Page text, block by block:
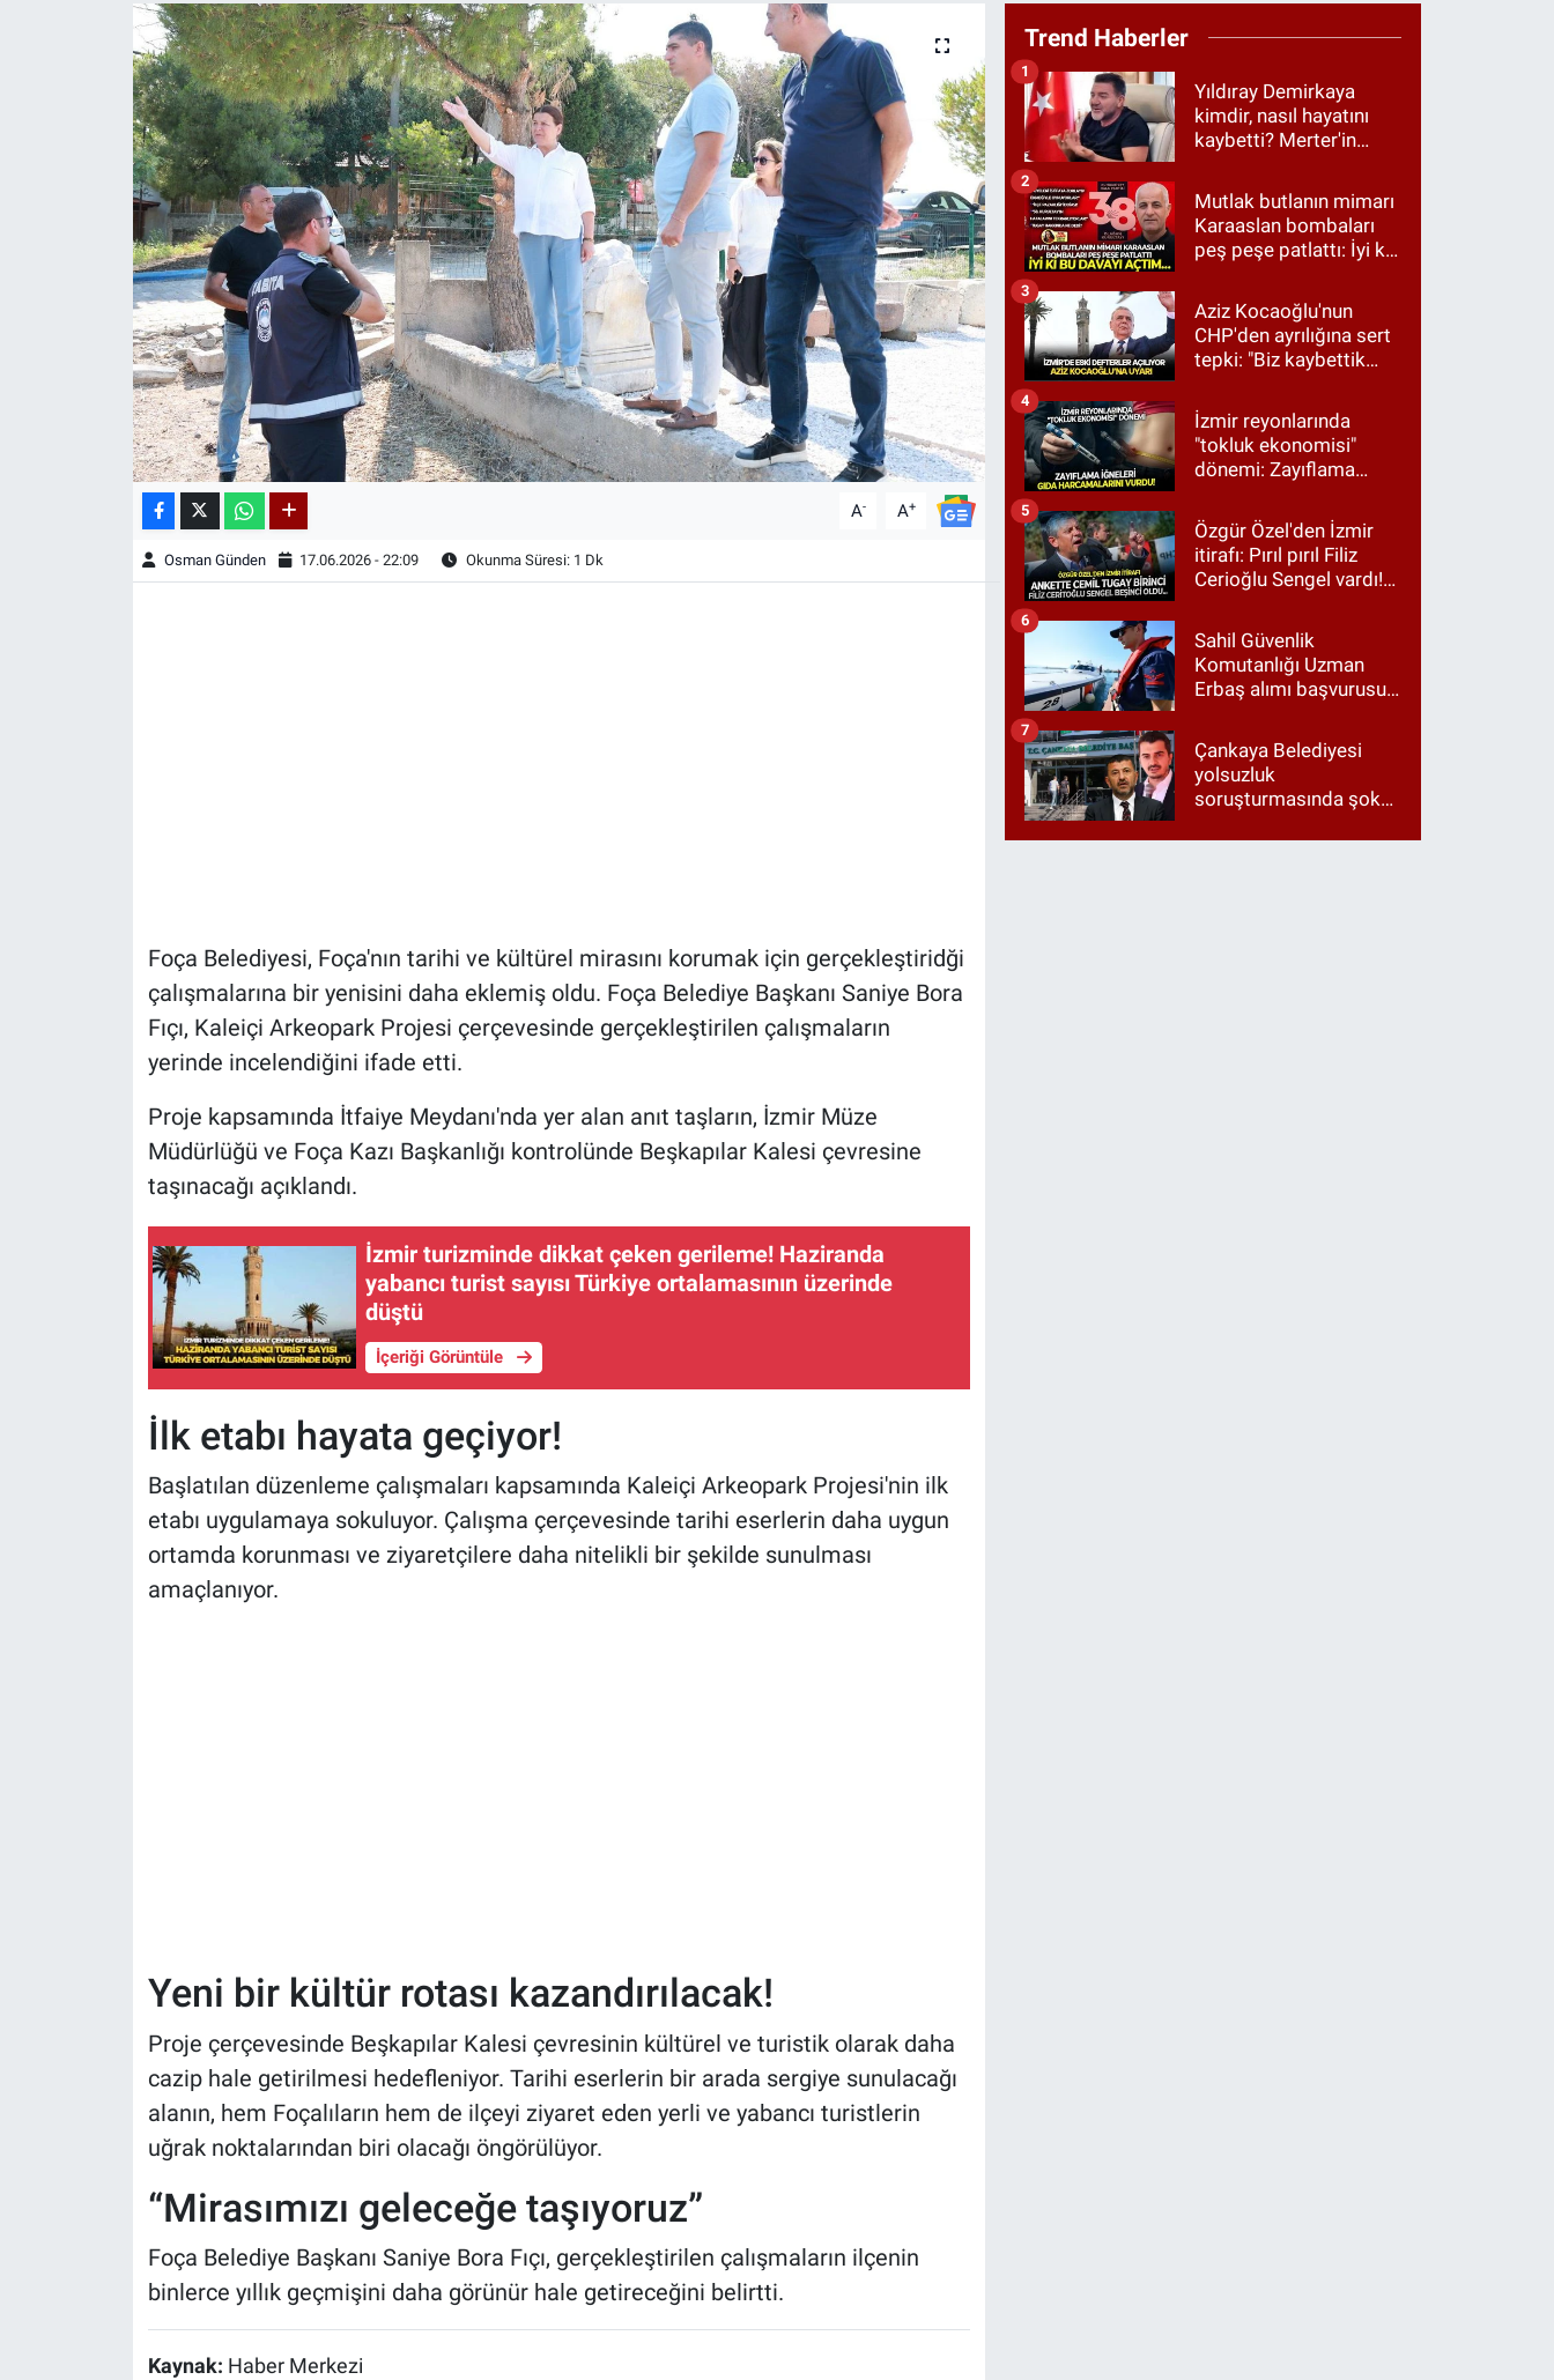
A- A+
Osman Günden 17.06.2026 - 22:09 Okunma Süresi: 1 Dk
Foça Belediyesi, Foça'nın tarihi ve kültürel mirasını korumak için gerçekleştiridği
çalışmalarına bir yenisini daha eklemiş oldu. Foça Belediye Başkanı Saniye Bora
Fıçı, Kaleiçi Arkeopark Projesi çerçevesinde gerçekleştirilen çalışmaların
yerinde incelendiğini ifade etti.
Proje kapsamında İtfaiye Meydanı'nda yer alan anıt taşların, İzmir Müze
Müdürlüğü ve Foça Kazı Başkanlığı kontrolünde Beşkapılar Kalesi çevresine
taşınacağı açıklandı.
İzmir turizminde dikkat çeken gerileme! Haziranda
yabancı turist sayısı Türkiye ortalamasının üzerinde
düştü
İçeriği Görüntüle
İlk etabı hayata geçiyor!
Başlatılan düzenleme çalışmaları kapsamında Kaleiçi Arkeopark Projesi'nin ilk
etabı uygulamaya sokuluyor. Çalışma çerçevesinde tarihi eserlerin daha uygun
ortamda korunması ve ziyaretçilere daha nitelikli bir şekilde sunulması
amaçlanıyor.
Yeni bir kültür rotası kazandırılacak!
Proje çerçevesinde Beşkapılar Kalesi çevresinin kültürel ve turistik olarak daha
cazip hale getirilmesi hedefleniyor. Tarihi eserlerin bir arada sergiye sunulacağı
alanın, hem Foçalıların hem de ilçeyi ziyaret eden yerli ve yabancı turistlerin
uğrak noktalarından biri olacağı öngörülüyor.
“Mirasımızı geleceğe taşıyoruz”
Foça Belediye Başkanı Saniye Bora Fıçı, gerçekleştirilen çalışmaların ilçenin
binlerce yıllık geçmişini daha görünür hale getireceğini belirtti.
Kaynak: Haber Merkezi
Trend Haberler
Yıldıray Demirkaya
kimdir, nasıl hayatını
kaybetti? Merter'in
mesajı
1
Mutlak butlanın mimarı
Karaaslan bombaları
peş peşe patlattı: İyi ki
2
Aziz Kocaoğlu'nun
CHP'den ayrılığına sert
tepki: "Biz kaybettik
etmedik"
3
İzmir reyonlarında
"tokluk ekonomisi"
dönemi: Zayıflama
harcamalarını vurdu!
4
Özgür Özel'den İzmir
itirafı: Pırıl pırıl Filiz
Cerioğlu Sengel vardı!
Tugay birinci çıktı
5
Sahil Güvenlik
Komutanlığı Uzman
Erbaş alımı başvurusu
başvuru şartları neler?
6
Çankaya Belediyesi
yolsuzluk
soruşturmasında şok
Ağbaba yönetiyordu..."
7